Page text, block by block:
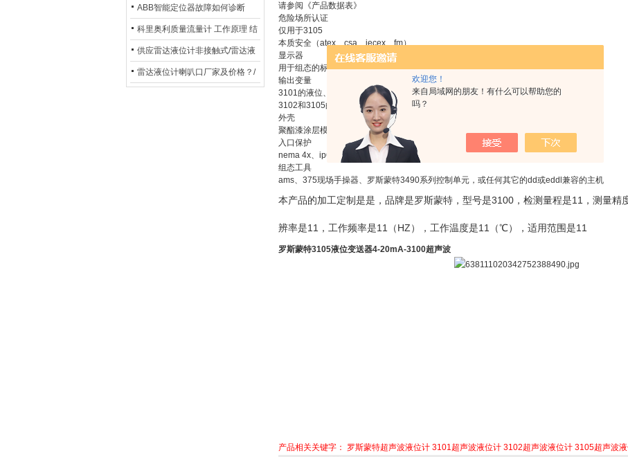
欢迎您！
来自局域网的朋友！有什么可以帮助您的
吗？
66在化工行业中的应用
ABB智能定位器故障如何诊断
科里奥利质量流量计 工作原理 结
构特点 选用安装使用
供应雷达液位计非接触式/雷达液
位计厂家
雷达液位计喇叭口厂家及价格？/
请参阅《产品数据表》
危险场所认证
仅用于3105
本质安全（atex、csa、iecex、fm）
显示器
用于组态的标准4 ? 5位显示器。
输出变量
3101的液位、距离
3102和3105的液位、距离、体积和明渠流量
外壳
聚酯漆涂层模铸铝制外壳。
入口保护
nema 4x、ip66
组态工具
ams、375现场手操器、罗斯蒙特3490系列控制单元，或任何其它的dd或eddl兼容的主机
本产品的加工定制是是，品牌是罗斯蒙特，型号是3100，检测量程是11，测量精
辨率是11，工作频率是11（HZ），工作温度是11（℃），适用范围是11
罗斯蒙特3105液位变送器4-20mA-3100超声波
产品相关关键字： 罗斯蒙特超声波液位计 3101超声波液位计 3102超声波液位计 3105超声波